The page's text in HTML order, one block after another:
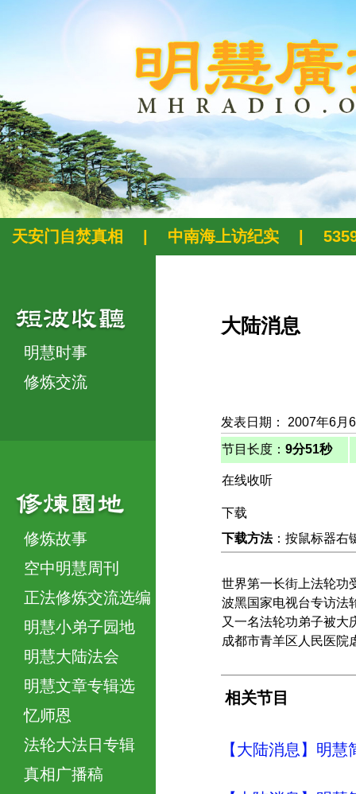
天安门自焚真相 中南海上访纪实
明慧时事
修炼交流
修炼故事
空中明慧周刊
正法修炼交流选编
明慧小弟子园地
明慧大陆法会
明慧文章专辑选
忆师恩
法轮大法日专辑
真相广播稿
大陆消息
发表日期： 2007年6月
节目长度： 9分51秒
在线收听
下载
下载方法：按鼠标器右
世界第一长街上法轮功
波黑国家电视台专访法
又一名法轮功弟子被大
成都市青羊区人民医院
相关节目
【大陆消息】明